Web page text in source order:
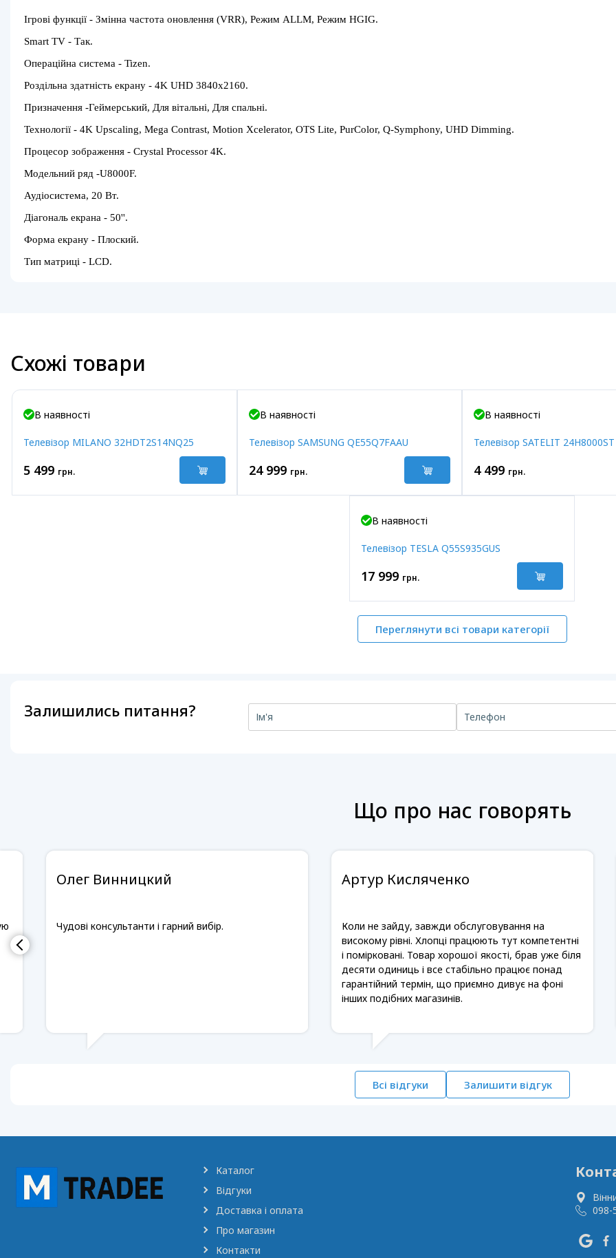
Ігрові функції - Змінна частота оновлення (VRR), Режим ALLM, Режим HGIG.
Smart TV - Так.
Операційна система - Tizen.
Роздільна здатність екрану - 4K UHD 3840x2160.
Призначення -Геймерський, Для вітальні, Для спальні.
Технології - 4K Upscaling, Mega Contrast, Motion Xcelerator, OTS Lite, PurColor, Q-Symphony, UHD Dimming.
Процесор зображення - Crystal Processor 4K.
Модельний ряд -U8000F.
Аудіосистема, 20 Вт.
Діагональ екрана - 50''.
Форма екрану - Плоский.
Тип матриці - LCD.
Схожі товари
В наявності
Телевізор MILANO 32HDT2S14NQ25
5 499 грн.
В наявності
Телевізор SAMSUNG QE55Q7FAAU
24 999 грн.
В наявності
Телевізор SATELIT 24H8000ST
4 499 грн.
В наявності
Телевізор TESLA Q55S935GUS
17 999 грн.
Переглянути всі товари категорії
Залишились питання?
Що про нас говорять
Олег Винницкий
Чудові консультанти і гарний вибір.
Артур Кисляченко
Коли не зайду, завжди обслуговування на
високому рівні. Хлопці працюють тут компетентні
і помірковані. Товар хорошої якості, брав уже біля
десяти одиниць і все стабільно працює понад
гарантійний термін, що приємно дивує на фоні
інших подібних магазинів.
Всі відгуки Залишити відгук
Каталог
Відгуки
Доставка і оплата
Про магазин
Контакти
098-